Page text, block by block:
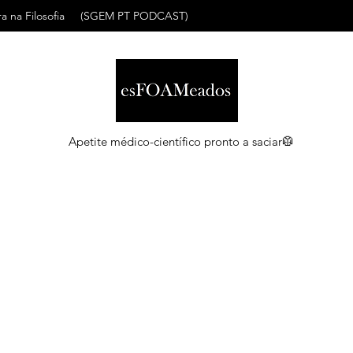
na Filosofia (SGEM PT PODCAST)
Apetite médico-científico pronto a saciar🥼